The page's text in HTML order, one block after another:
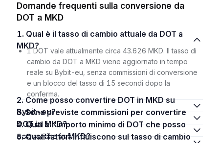
Domande frequenti sulla conversione da
DOT a MKD
1. Qual è il tasso di cambio attuale da DOT a
MKD?
1 DOT vale attualmente circa 43.626 MKD. Il tasso di
cambio da DOT a MKD viene aggiornato in tempo
reale su Bybit-eu, senza commissioni di conversione
e un blocco del tasso di 15 secondi dopo la
conferma.
2. Come posso convertire DOT in MKD su
Bybit-eu?
3. Sono previste commissioni per convertire
DOT in MKD?
4. Qual è l'importo minimo di DOT che posso
convertire in MKD?
5. Quali fattori influiscono sul tasso di cambio